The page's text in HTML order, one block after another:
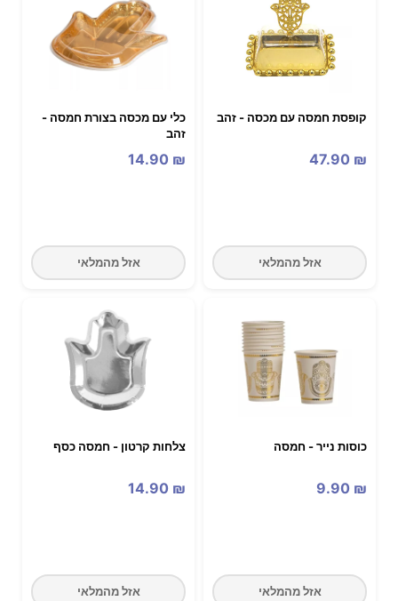
קופסת חמסה עם מכסה - זהב
47.90 ₪
אזל מהמלאי
כלי עם מכסה בצורת חמסה -
זהב
14.90 ₪
אזל מהמלאי
כוסות נייר - חמסה
9.90 ₪
אזל מהמלאי
צלחות קרטון - חמסה כסף
14.90 ₪
אזל מהמלאי